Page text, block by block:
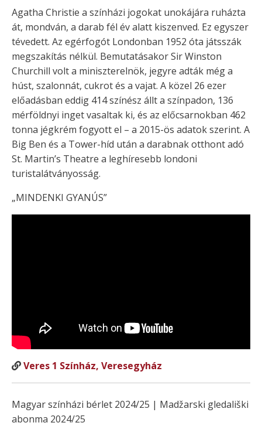
Agatha Christie a színházi jogokat unokájára ruházta
át, mondván, a darab fél év alatt kiszenved. Ez egyszer
tévedett. Az egérfogót Londonban 1952 óta játsszák
megszakítás nélkül. Bemutatásakor Sir Winston
Churchill volt a miniszterelnök, jegyre adták még a
húst, szalonnát, cukrot és a vajat. A közel 26 ezer
előadásban eddig 414 színész állt a színpadon, 136
mérföldnyi inget vasaltak ki, és az előcsarnokban 462
tonna jégkrém fogyott el – a 2015-ös adatok szerint. A
Big Ben és a Tower-híd után a darabnak otthont adó
St. Martin’s Theatre a leghíresebb londoni
turistalátványosság.
„MINDENKI GYANÚS”
Veres 1 Színház, Veresegyház
Magyar színházi bérlet 2024/25 | Madžarski gledališki
abonma 2024/25